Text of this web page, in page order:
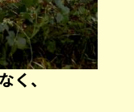
く、